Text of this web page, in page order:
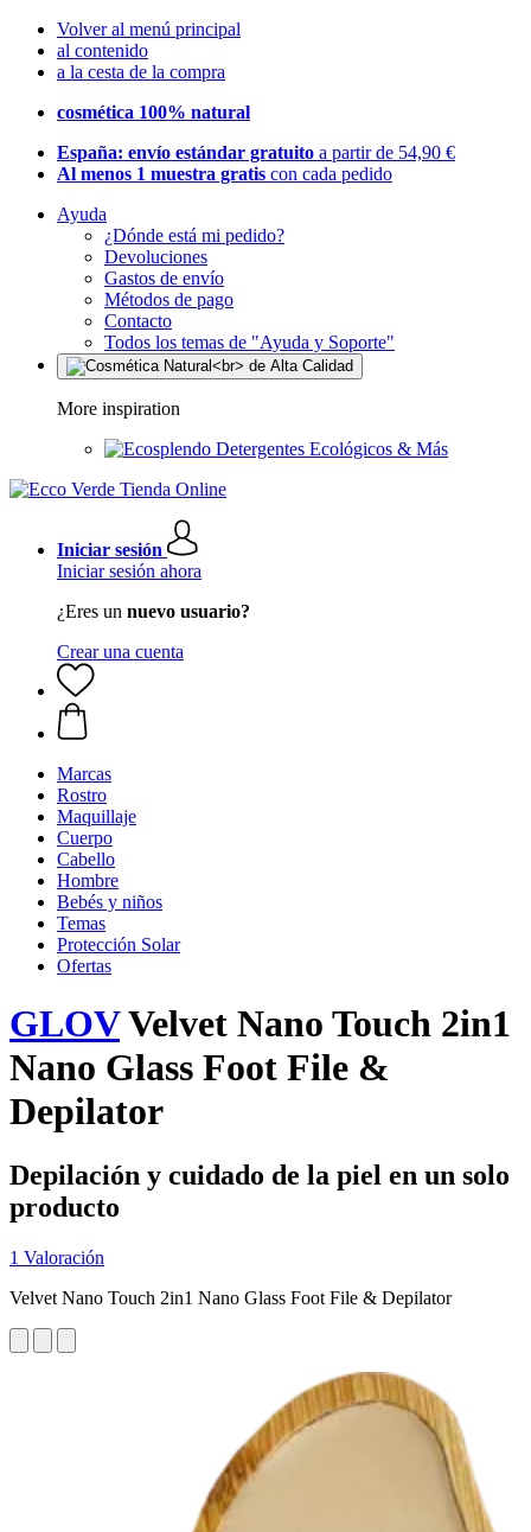
Volver al menú principal
al contenido
a la cesta de la compra
cosmética 100% natural
España: envío estándar gratuito a partir de 54,90 €
Al menos 1 muestra gratis con cada pedido
Ayuda
¿Dónde está mi pedido?
Devoluciones
Gastos de envío
Métodos de pago
Contacto
Todos los temas de "Ayuda y Soporte"
More inspiration
Detergentes Ecológicos & Más
Iniciar sesión
Iniciar sesión ahora
¿Eres un nuevo usuario?
Crear una cuenta
Marcas
Rostro
Maquillaje
Cuerpo
Cabello
Hombre
Bebés y niños
Temas
Protección Solar
Ofertas
GLOVVelvet Nano Touch 2in1
Nano Glass Foot File &
Depilator
Depilación y cuidado de la piel en un solo
producto
1 Valoración
Velvet Nano Touch 2in1 Nano Glass Foot File & Depilator